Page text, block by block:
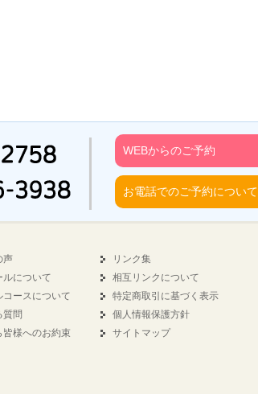
WEBからのご予約
お電話でのご予約について
声
ルについて
コースについて
質問
皆様へのお約束
リンク集
相互リンクについて
特定商取引に基づく表示
個人情報保護方針
サイトマップ